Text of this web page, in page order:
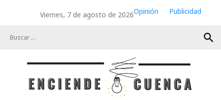
Viernes, 7 de agosto de 2026Opinión
Publicidad
search